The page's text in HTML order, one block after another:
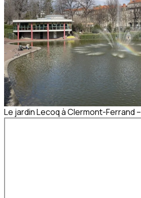
Le jardin Lecoq à Clermont-Ferrand –